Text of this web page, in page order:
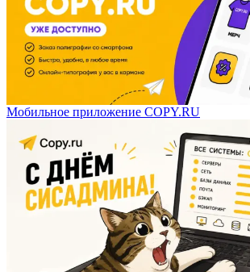
Мобильное приложение COPY.RU